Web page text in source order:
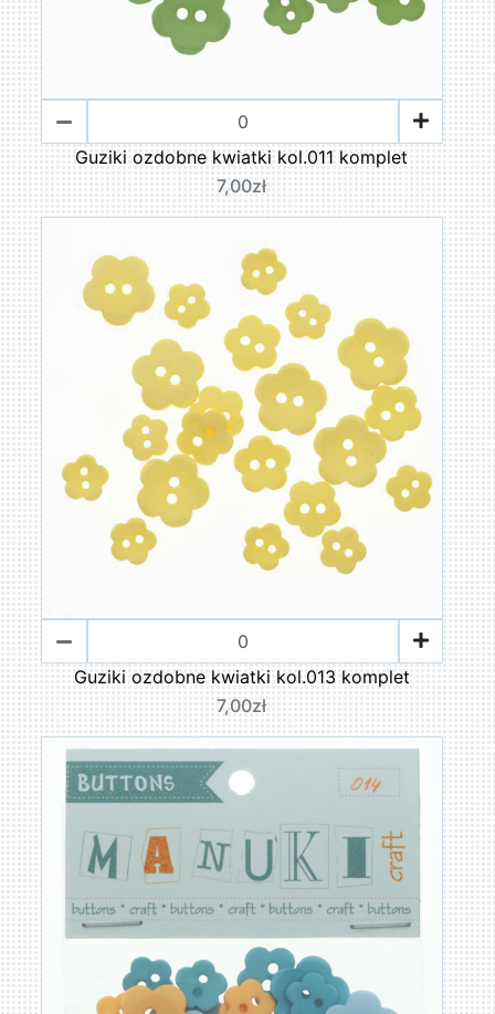
Guziki ozdobne kwiatki kol.011 komplet
7,00zł
Guziki ozdobne kwiatki kol.013 komplet
7,00zł